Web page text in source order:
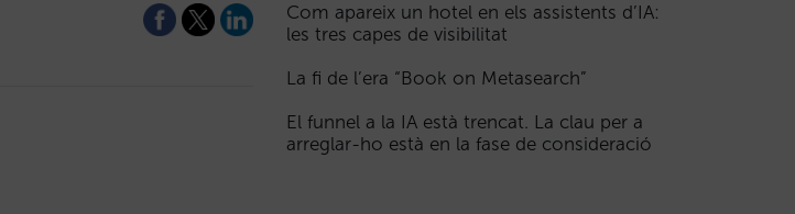
Com apareix un hotel en els assistents d’IA:
les tres capes de visibilitat
La fi de l’era “Book on Metasearch”
El funnel a la IA està trencat. La clau per a
arreglar-ho està en la fase de consideració